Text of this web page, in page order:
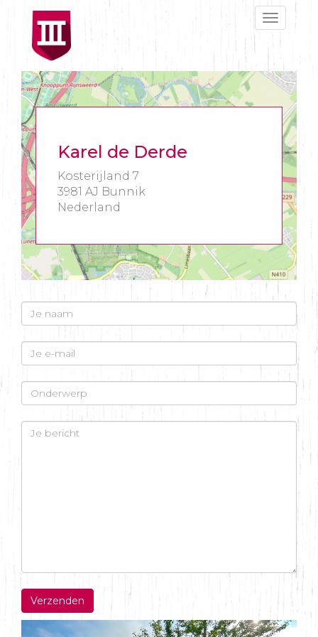
Toggle
Karel de Derde
Kosterijland 7
3981 AJ Bunnik
Nederland